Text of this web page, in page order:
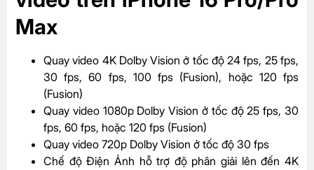
Max
Quay video 4K Dolby Vision ở tốc độ 24 fps, 25 fps,
30 fps, 60 fps, 100 fps (Fusion), hoặc 120 fps
(Fusion)
Quay video 1080p Dolby Vision ở tốc độ 25 fps, 30
fps, 60 fps, hoặc 120 fps (Fusion)
Quay video 720p Dolby Vision ở tốc độ 30 fps
Chế độ Điện Ảnh hỗ trợ độ phân giải lên đến 4K